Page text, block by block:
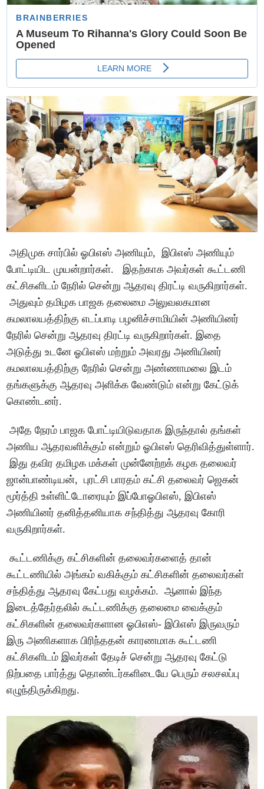
அதிமுக சார்பில் ஓபிஎஸ் அணியும், இபிஎஸ் அணியும்
போட்டியிட முயன்றார்கள். இதற்காக அவர்கள் கூட்டணி
கட்சிகளிடம் நேரில் சென்று ஆதரவு திரட்டி வருகிறார்கள்.
அதுவும் தமிழக பாஜக தலைமை அலுவலகமான
கமலாலயத்திற்கு எடப்பாடி பழனிச்சாமியின் அணியினர்
நேரில் சென்று ஆதரவு திரட்டி வருகிறார்கள். இதை
அடுத்து உடனே ஓபிஎஸ் மற்றும் அவரது அணியினர்
கமலாலயத்திற்கு நேரில் சென்று அண்ணாமலை இடம்
தங்களுக்கு ஆதரவு அளிக்க வேண்டும் என்று கேட்டுக்
கொண்டனர்.
அதே நேரம் பாஜக போட்டியிடுவதாக இருந்தால் தங்கள்
அணிய ஆதரவளிக்கும் என்றும் ஓபிஎஸ் தெரிவித்துள்ளார்.
இது தவிர தமிழக மக்கள் முன்னேற்றக் கழக தலைவர்
ஜான்பாண்டியன், புரட்சி பாரதம் கட்சி தலைவர் ஜெகன்
மூர்த்தி உள்ளிட்டோரையும் இப்போஓபிஎஸ், இபிஎஸ்
அணியினர் தனித்தனியாக சந்தித்து ஆதரவு கோரி
வருகிறார்கள்.
கூட்டணிக்கு கட்சிகளின் தலைவர்களைத் தான்
கூட்டணியில் அங்கம் வகிக்கும் கட்சிகளின் தலைவர்கள்
சந்தித்து ஆதரவு கேட்பது வழக்கம். ஆனால் இந்த
இடைத்தேர்தலில் கூட்டணிக்கு தலைமை வைக்கும்
கட்சிகளின் தலைவர்களான ஓபிஎஸ்- இபிஎஸ் இருவரும்
இரு அணிகளாக பிரிந்ததன் காரணமாக கூட்டணி
கட்சிகளிடம் இவர்கள் தேடிச் சென்று ஆதரவு கேட்டு
நிற்பதை பார்த்து தொண்டர்களிடையே பெரும் சலசலப்பு
எழுந்திருக்கிறது.